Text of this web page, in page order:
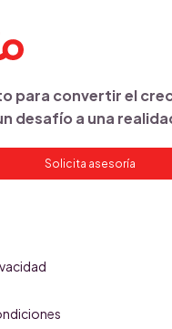
para convertir el
desafío a una
Solicita asesoría